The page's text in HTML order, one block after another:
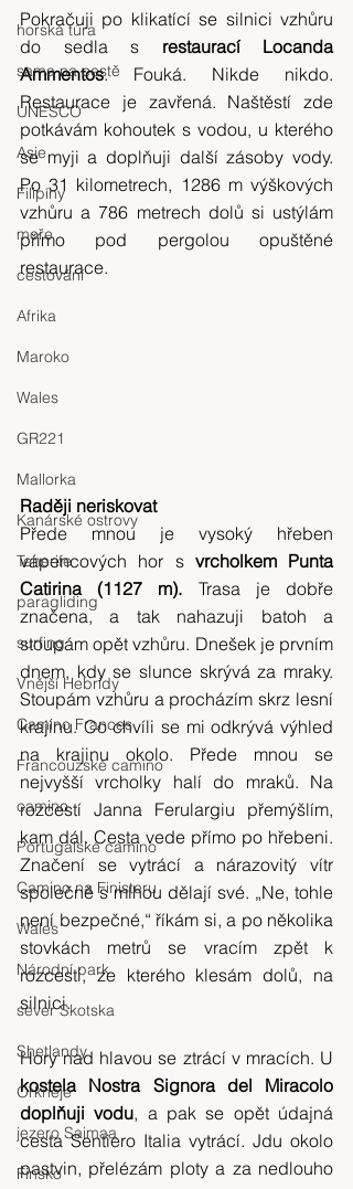
horská túra
sama na cestě
UNESCO
Asie
Filipíny
moře
cestování
Afrika
Maroko
Wales
GR221
Mallorka
Kanárské ostrovy
Tenerife
paragliding
surfing
Vnější Hebridy
Camino Frances
Francouzské camino
camino
Portugalské camino
Camino na Finisteru
Wales
Národní park
sever Skotska
Shetlandy
Orkneje
jezero Saimaa
Finsko
Pokračuji po klikatící se silnici vzhůru
do sedla s restaurací Locanda
Ammentos. Fouká. Nikde nikdo.
Restaurace je zavřená. Naštěstí zde
potkávám kohoutek s vodou, u kterého
se myji a doplňuji další zásoby vody.
Po 31 kilometrech, 1286 m výškových
vzhůru a 786 metrech dolů si ustýlám
přímo pod pergolou opuštěné
restaurace.
Raději neriskovat
Přede mnou je vysoký hřeben
vápencových hor s vrcholkem Punta
Catirina (1127 m). Trasa je dobře
značena, a tak nahazuji batoh a
stoupám opět vzhůru. Dnešek je prvním
dnem, kdy se slunce skrývá za mraky.
Stoupám vzhůru a procházím skrz lesní
krajinu. Co chvíli se mi odkrývá výhled
na krajinu okolo. Přede mnou se
nejvyšší vrcholky halí do mraků. Na
rozcestí Janna Ferulargiu přemýšlím,
kam dál. Cesta vede přímo po hřebeni.
Značení se vytrácí a nárazovitý vítr
společně s mlhou dělají své. „Ne, tohle
není bezpečné,“ říkám si, a po několika
stovkách metrů se vracím zpět k
rozcestí, ze kterého klesám dolů, na
silnici.
kostela Nostra Signora del Miracolo
doplňuji vodu, a pak se opět údajná
cesta Sentiero Italia vytrácí. Jdu okolo
pastvin, přelézám ploty a za nedlouho